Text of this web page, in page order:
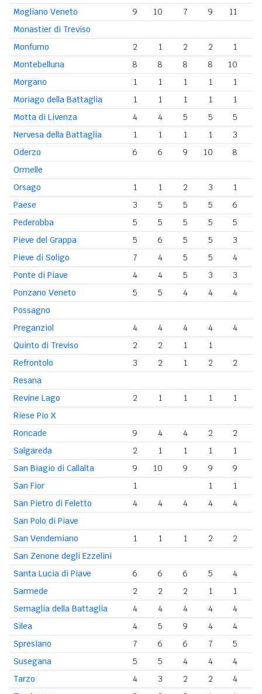
Mogliano Veneto
9 10 7 9 11
Monastier di Treviso
Monfumo
2 1 2 2 1
Montebelluna
8 8 8 8 10
Morgano
1 1 1 1 1
Moriago della Battaglia
1 1 1 1 1
Motta di Livenza
4 4 5 5 5
Nervesa della Battaglia
1 1 1 1 3
Oderzo
6 6 9 10 8
Ormelle
Orsago
1 1 2 3 1
Paese
3 5 5 5 6
Pederobba
5 5 5 5 5
Pieve del Grappa
5 6 5 5 3
Pieve di Soligo
7 4 5 5 4
Ponte di Piave
4 4 5 3 3
Ponzano Veneto
5 5 4 4 4
Possagno
Preganziol
4 4 4 4 4
Quinto di Treviso
2 2 1 1
Refrontolo
3 2 1 2 2
Resana
Revine Lago
2 1 1 1 1
Riese Pio X
Roncade
9 4 4 2 2
Salgareda
2 1 1 1 1
San Biagio di Callalta
9 10 9 9 9
San Fior
1 1 1
San Pietro di Feletto
4 4 4 4 4
San Polo di Piave
San Vendemiano
1 1 1 2 2
San Zenone degli Ezzelini
Santa Lucia di Piave
6 6 6 5 4
Sarmede
2 2 2 1 1
Sernaglia della Battaglia
4 4 4 4
4
Silea
4 5 9 4 4
Spresiano
7 6 6 7 5
Susegana
5 5 4 4 4
Tarzo
4 3 2 2 4